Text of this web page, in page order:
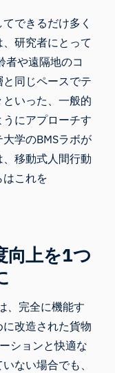
できるだけ多く
研究者にとって
者や遠隔地のコ
同じペースでテ
いった、一般的
にアプローチす
大学のBMSラボが
移動式人間行動
これを
向上を1つ
、 完全に機能す
改造された貨物
ションと快適な
ない場合でも、